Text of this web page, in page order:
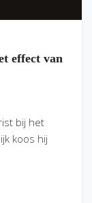
effect van
bij het
koos hij